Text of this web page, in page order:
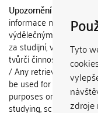
Tyto
zdroje
Upozornění / Notice:
informace nemohou
výdělečným účelům
za studijní, vědeckou
tvůrčí činnost jiné
/ Any retrieved
be used for any
purposes or claimed
studying, scientific or